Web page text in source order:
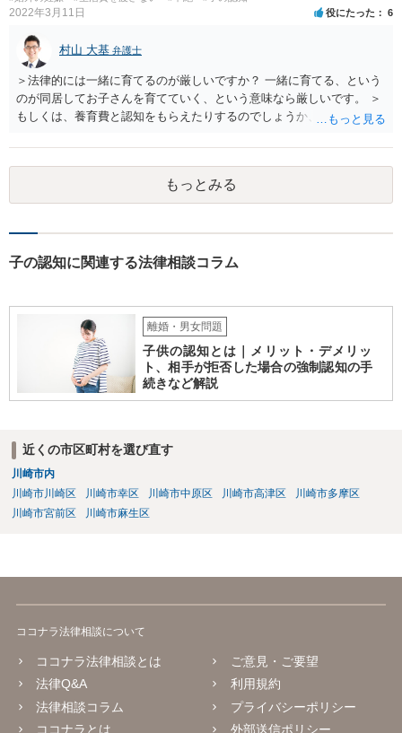
2022年3月11日 役にたった 6
村山 大基 弁護士
＞法律的には一緒に育てるのが厳しいですか？ 一緒に育てる、という
のが同居してお子さんを育てていく、という意味なら厳しいです。 ＞
もしくは、養育費と認知をもらえたりするのでしょうか、 相手が認知
す。 また、認知されたことを前提に、父親として子を養う義務があり
ますので、 養育費を請求できます。 ただ、極端な話相手に収入がなか
ったり、行方不明だったりすると、実際上の回収が難しい可能性はあ
ります。
もっとみる
子の認知に関連する法律相談コラム
離婚・男女問題
子供の認知とは｜メリット・デメリッ
ト、相手が拒否した場合の強制認知の手
続きなど解説
近くの市区町村を選び直す
川崎市内
川崎市川崎区
川崎市幸区 川崎市中原区 川崎市高津区
川崎市多摩区
川崎市宮前区
川崎市麻生区
ココナラ法律相談について
ココナラ法律相談とは
法律Q&A
法律相談コラム
ココナラとは
ご意見・ご要望
利用規約
プライバシーポリシー
外部送信ポリシー